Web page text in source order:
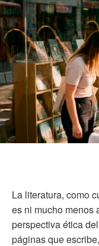
La literatura, como
es ni mucho menos
perspectiva ética
páginas que